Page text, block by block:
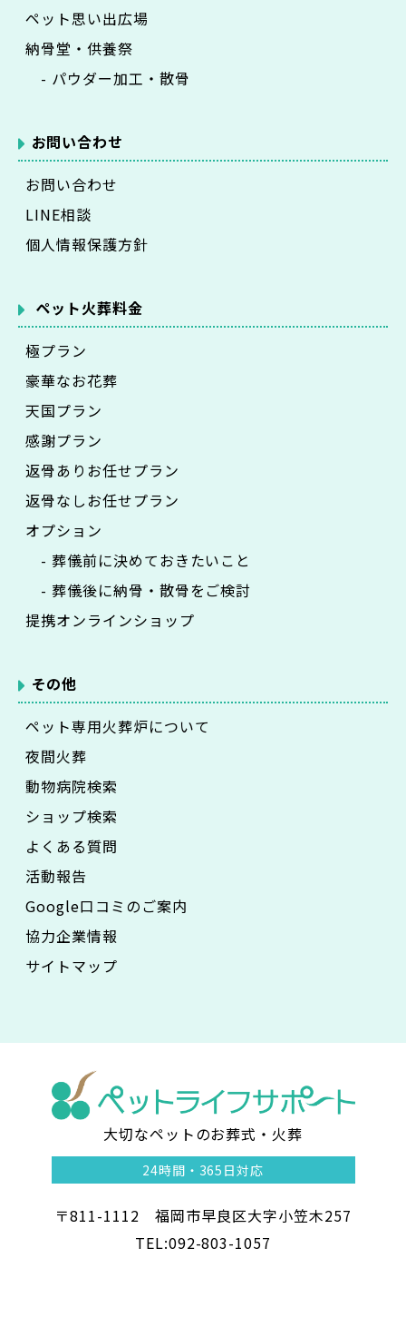
ペット思い出広場
納骨堂・供養祭
- パウダー加工・散骨
お問い合わせ
お問い合わせ
LINE相談
個人情報保護方針
ペット火葬料金
極プラン
豪華なお花葬
天国プラン
感謝プラン
返骨ありお任せプラン
返骨なしお任せプラン
オプション
- 葬儀前に決めておきたいこと
- 葬儀後に納骨・散骨をご検討
提携オンラインショップ
その他
ペット専用火葬炉について
夜間火葬
動物病院検索
ショップ検索
よくある質問
活動報告
Google口コミのご案内
協力企業情報
サイトマップ
ッ
ト
大切なペットのお葬式・火葬
24時間・ 365日対応
〒811-1112 福岡市早良区大字小笠木257
TEL:092-803-1057